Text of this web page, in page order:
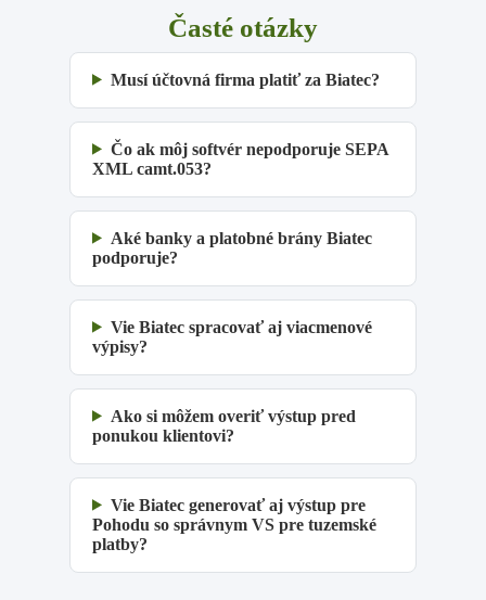
Časté otázky
Musí účtovná firma platiť za Biatec?
Čo ak môj softvér nepodporuje SEPA
XML camt.053?
Aké banky a platobné brány Biatec
podporuje?
Vie Biatec spracovať aj viacmenové
výpisy?
Ako si môžem overiť výstup pred
ponukou klientovi?
Vie Biatec generovať aj výstup pre
Pohodu so správnym VS pre tuzemské
platby?